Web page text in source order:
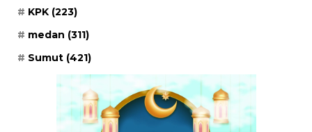
KPK (223)
medan (311)
Sumut (421)